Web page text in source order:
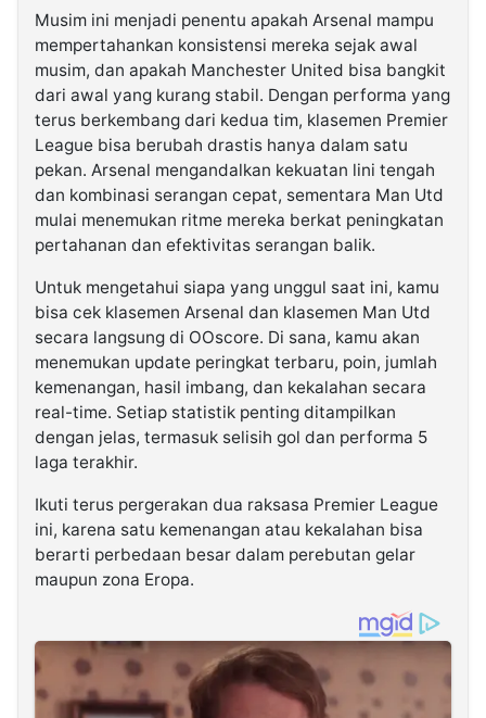
Musim ini menjadi penentu apakah Arsenal mampu
mempertahankan konsistensi mereka sejak awal
musim, dan apakah Manchester United bisa bangkit
dari awal yang kurang stabil. Dengan performa yang
terus berkembang dari kedua tim, klasemen Premier
League bisa berubah drastis hanya dalam satu
pekan. Arsenal mengandalkan kekuatan lini tengah
dan kombinasi serangan cepat, sementara Man Utd
mulai menemukan ritme mereka berkat peningkatan
pertahanan dan efektivitas serangan balik.
Untuk mengetahui siapa yang unggul saat ini, kamu
bisa cek klasemen Arsenal dan klasemen Man Utd
secara langsung di OOscore. Di sana, kamu akan
menemukan update peringkat terbaru, poin, jumlah
kemenangan, hasil imbang, dan kekalahan secara
real-time. Setiap statistik penting ditampilkan
dengan jelas, termasuk selisih gol dan performa 5
laga terakhir.
Ikuti terus pergerakan dua raksasa Premier League
ini, karena satu kemenangan atau kekalahan bisa
berarti perbedaan besar dalam perebutan gelar
maupun zona Eropa.